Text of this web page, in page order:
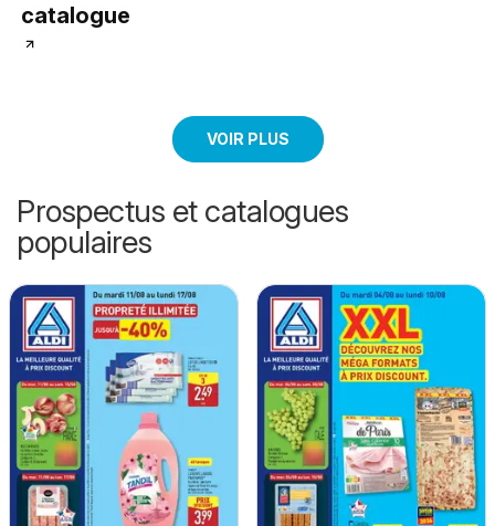
catalogue
VOIR PLUS
Prospectus et catalogues
populaires